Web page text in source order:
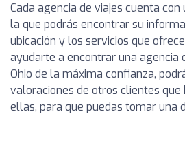
Cada agencia de viajes cuenta con
la que podrás encontrar su
ubicación y los servicios que
ayudarte a encontrar una agencia
Ohio de la máxima confianza,
valoraciones de otros clientes que
ellas, para que puedas tomar una